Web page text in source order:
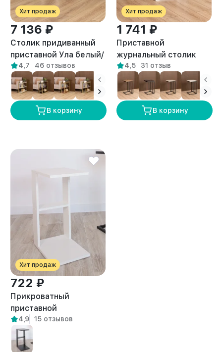
Хит продаж
7 136 ₽
Столик придиванный
приставной Ула белый/
амаретто
4,7 46 отзывов
В корзину
Хит продаж
1 741 ₽
Приставной
журнальный столик
Римо белый/амаретто
4,5 31 отзыв
В корзину
Хит продаж
722 ₽
Прикроватный
приставной
журнальный столик
Вейна белый
4,9 15 отзывов